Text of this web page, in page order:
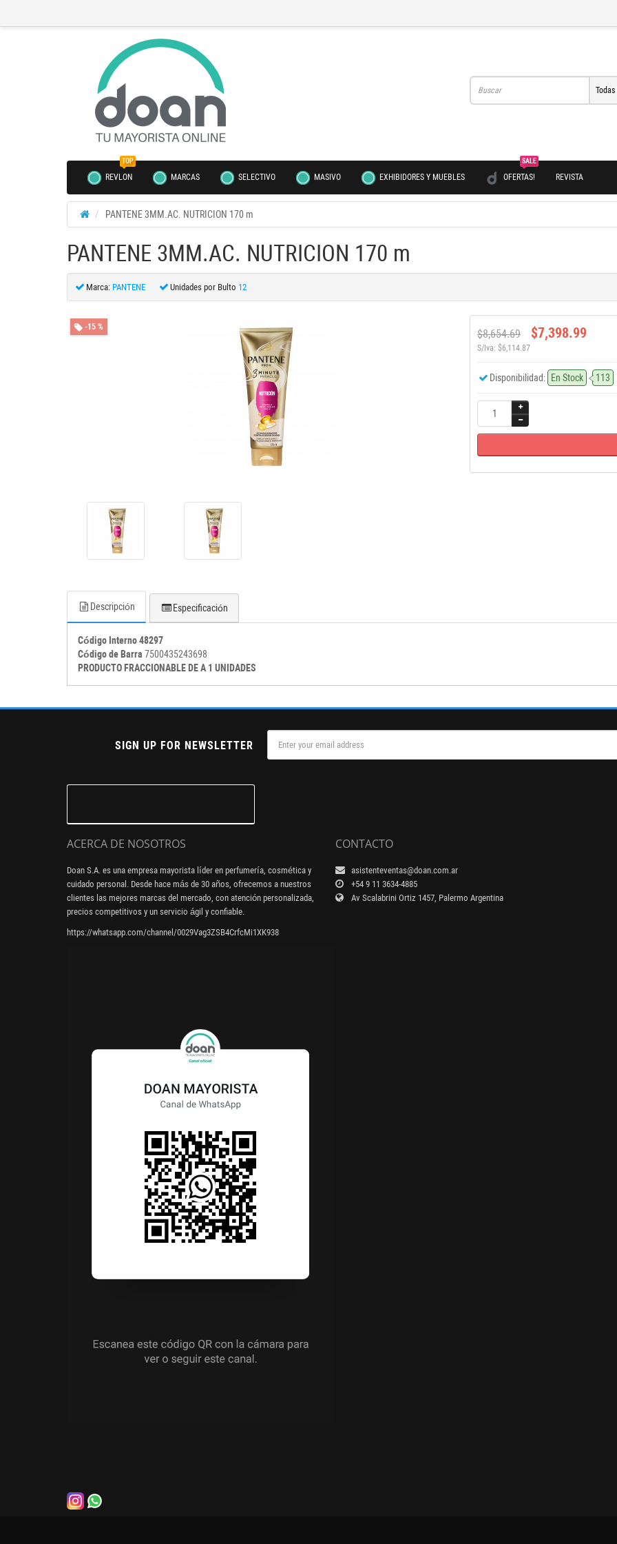
TOP
REVLON MARCAS SELECTIVO MASIVO EXHIBIDORES Y MUEBLES
SALE
OFERTAS! REVISTA
PANTENE 3MM.AC. NUTRICION 170 m
PANTENE 3MM.AC. NUTRICION 170 m
Marca: PANTENE Unidades por Bulto 12
-15 %
$8,654.69 $7,398.99
S/Iva: $6,114.87
Disponibilidad: En Stock 113
Descripción Especificación
Código Interno 48297
Código de Barra 7500435243698
PRODUCTO FRACCIONABLE DE A 1 UNIDADES
SIGN UP FOR NEWSLETTER
ACERCA DE NOSOTROS
Doan S.A. es una empresa mayorista líder en perfumería, cosmética y
cuidado personal. Desde hace más de 30 años, ofrecemos a nuestros
clientes las mejores marcas del mercado, con atención personalizada,
precios competitivos y un servicio ágil y confiable.
https://whatsapp.com/channel/0029Vag3ZSB4CrfcMi1XK938
CONTACTO
asistenteventas@doan.com.ar
+54 9 11 3634-4885
Av Scalabrini Ortiz 1457, Palermo Argentina